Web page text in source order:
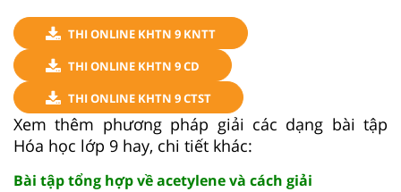
THI ONLINE KHTN 9 KNTT
THI ONLINE KHTN 9 CD
THI ONLINE KHTN 9 CTST
Xem thêm phương pháp giải các dạng bài tập
Hóa học lớp 9 hay, chi tiết khác:
Bài tập tổng hợp về acetylene và cách giải